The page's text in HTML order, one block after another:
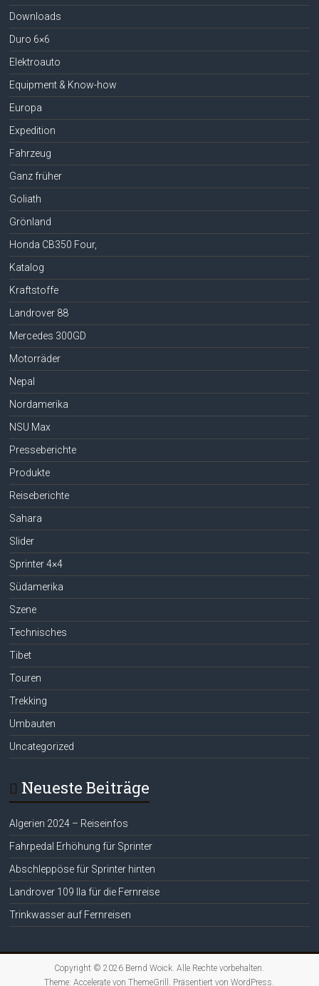
Downloads
Duro 6×6
Elektroauto
Equipment & Know-how
Europa
Expedition
Fahrzeug
Ganz früher
Goliath
Grönland
Honda CB350 Four,
Katalog
Kraftstoffe
Landrover 88
Mercedes 300GD
Motorräder
Nepal
Nordamerika
NSU Max
Presseberichte
Produkte
Reiseberichte
Sahara
Slider
Sprinter 4×4
Südamerika
Szene
Technisches
Tibet
Touren
Trekking
Umbauten
Uncategorized
Neueste Beiträge
Algerien 2024 – Reiseinfos
Fahrpedal Erhöhung für Sprinter
Abschleppöse für Sprinter hinten
Landrover 109 IIa für die Fernreise
Trinkwasser auf Fernreisen
Copyright © 2026 Bernd Woick. Alle Rechte vorbehalten.
Theme:Accelerate von ThemeGrill. Präsentiert vonWordPress.